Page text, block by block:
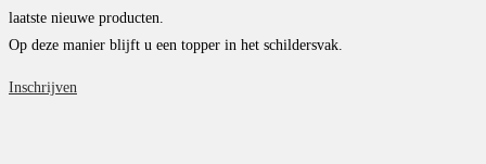
laatste nieuwe producten.
Op deze manier blijft u een topper in het schildersvak.
Inschrijven